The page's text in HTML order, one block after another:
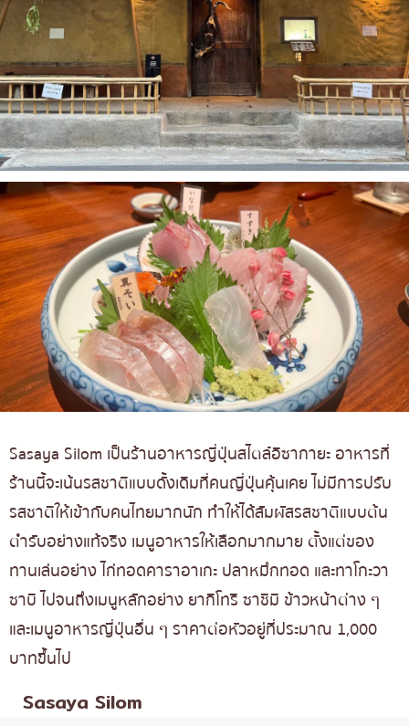
พัทยา
ธนิยะ
พระราม 3
พระราม4
อื่นๆ
20.Misato
21.TEPPANYAKI SERINA
22.Sakenomise
23.AburiYatai
24.Izakaya Hotei
25.Hokkaido Butadon Tokachi
Sasaya Silom เป็นร้านอาหารญี่ปุ่นสไตล์อิซากายะ อาหารที่
ร้านนี้จะเน้นรสชาติแบบดั้งเดิมที่คนญี่ปุ่นคุ้นเคย ไม่มีการปรับ
รสชาติให้เข้ากับคนไทยมากนัก ทำให้ได้สัมผัสรสชาติแบบต้น
ตำรับอย่างแท้จริง เมนูอาหารให้เลือกมากมาย ตั้งแต่ของ
ทานเล่นอย่าง ไก่ทอดคาราอาเกะ ปลาหมึกทอด และทาโกะวา
ซาบิ ไปจนถึงเมนูหลักอย่าง ยากิโทริ ซาชิมิ ข้าวหน้าต่าง ๆ
และเมนูอาหารญี่ปุ่นอื่น ๆ ราคาต่อหัวอยู่ที่ประมาณ 1,000
บาทขึ้นไป
Sasaya Silom